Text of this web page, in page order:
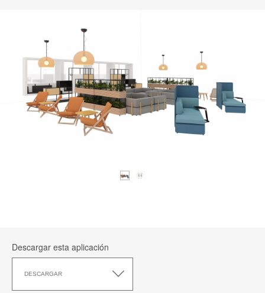
Descargar esta aplicación
DESCARGAR
esta